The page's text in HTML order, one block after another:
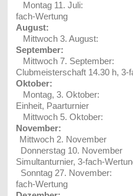
Montag 11. Juli:
fach-Wertung
August:
Mittwoch 3. August:
September:
Mittwoch 7.
Clubmeisterschaft 14.30 h, 3-
Oktober:
Montag, 3. Oktober:
Einheit, Paarturnier
Mittwoch 5. Oktober:
November:
Mittwoch 2. November
Donnerstag 10.
Simultanturnier, 3-fach-
Sonntag 27.
fach-Wertung